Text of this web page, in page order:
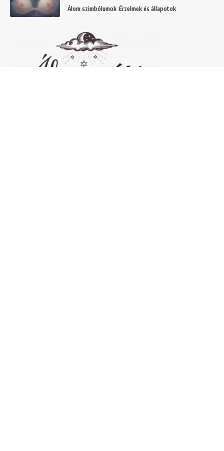
Álom szimbólumok Érzelmek és állapotok